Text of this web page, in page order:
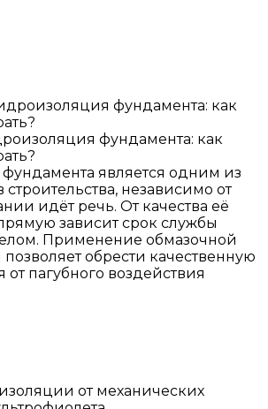
фундамента: как
является одним из
строительства, независимо от
идёт речь. От качества её
зависит срок службы
Применение обмазочной
обрести качественную
от пагубного воздействия